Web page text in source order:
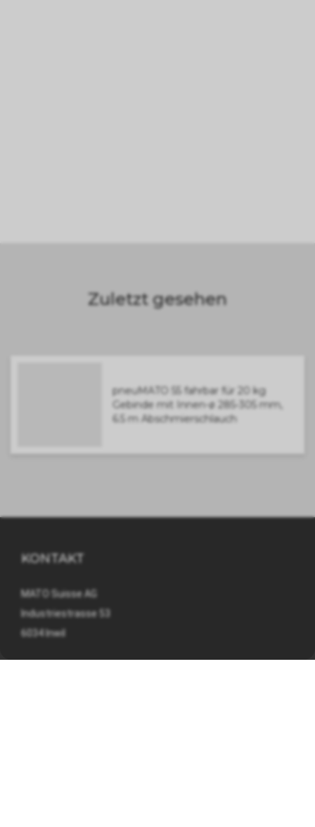
Zuletzt gesehen
pneuMATO 55 fahrbar für 20 kg
Gebinde mit Innen-ø 285-305 mm,
6.5 m Abschmierschlauch
KONTAKT
MATO Suisse AG
Industriestrasse 53
6034 Inwil